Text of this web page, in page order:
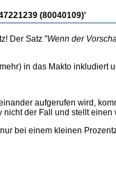
(80040109)'
Der Satz "Wenn der
in das Makto inkludiert
aufgerufen wird,
nicht der Fall und stellt
bei einem kleinen